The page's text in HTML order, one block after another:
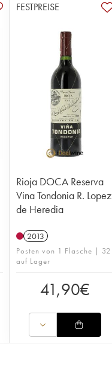
FESTPREISE
Rioja DOCA Reserva
Vina Tondonia R. Lopez
de Heredia
2013
Posten von 1 Flasche | 32
auf Lager
41,90€